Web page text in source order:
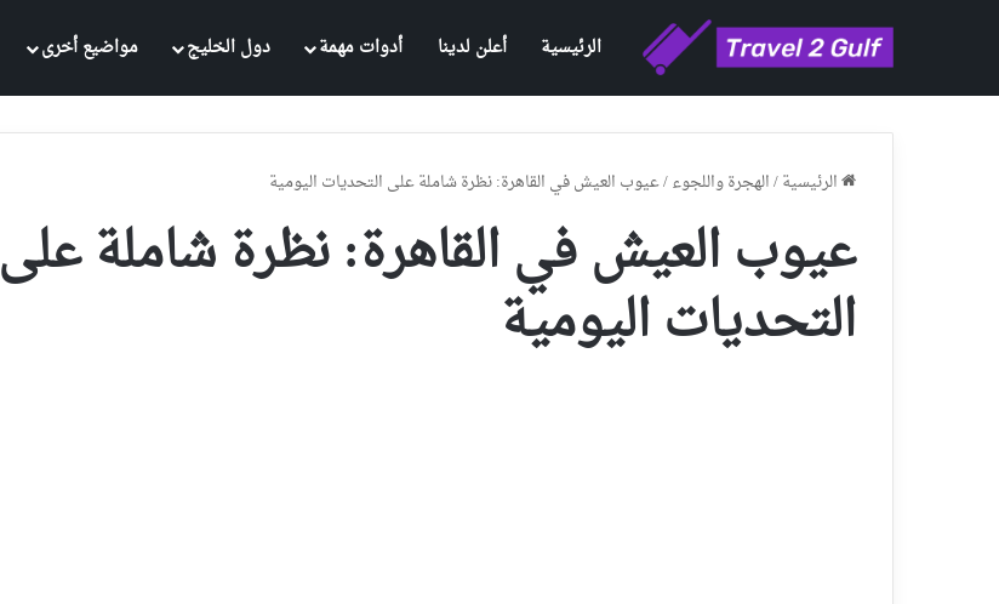
الرئيسية أعلن لدينا أدوات مهمة دول الخليج مواضيع أخرى
الرئيسية/الهجرة واللجوء/عيوب العيش في القاهرة: نظرة شاملة على التحديات اليومية
عيوب العيش في القاهرة: نظرة شاملة على
التحديات اليومية